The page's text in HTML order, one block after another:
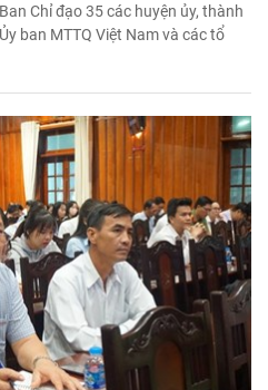
Chỉ đạo 35 các huyện ủy, thành
ban MTTQ Việt Nam và các tổ